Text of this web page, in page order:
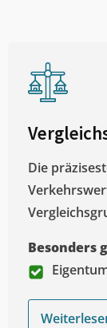
Die
Besonders